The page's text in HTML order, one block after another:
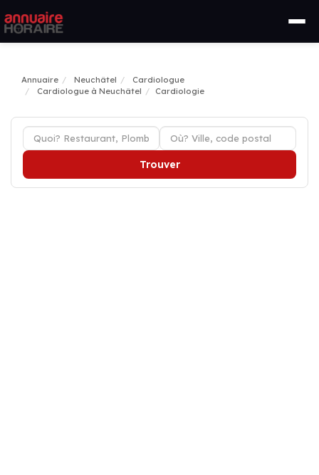
Annuaire Neuchâtel
Cardiologue
Cardiologue à Neuchâtel
Cardiologie
Trouver